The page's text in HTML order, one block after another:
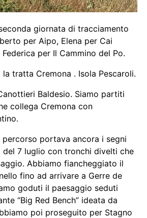
giornata di tracciamento
per Aipo, Elena per Cai
per Il Cammino del Po.
tratta Cremona . Isola Pescaroli.
Baldesio. Siamo partiti
collega Cremona con
portava ancora i segni
del 7 luglio con tronchi divelti che
Abbiamo fiancheggiato il
fino ad arrivare a Gerre de
goduti il paesaggio seduti
“Big Red Bench” ideata da
poi proseguito per Stagno